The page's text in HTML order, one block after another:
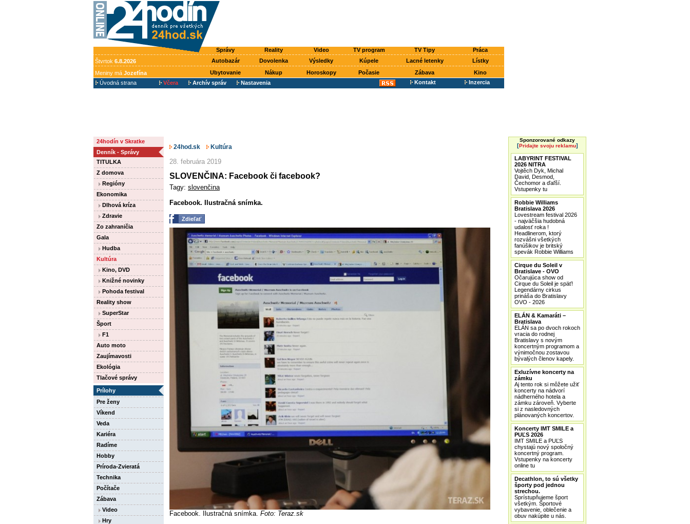
Správy Reality Video TV program TV Tipy
Práca
Štvrtok 6.8.2026 Autobazár Dovolenka Výsledky Kúpele Lacné letenky
Lístky
Meniny má Jozefína Ubytovanie Nákup Horoskopy Počasie Zábava
Kino
Úvodná strana
Včera Archív správ Nastavenia Kontakt Inzercia
24hodín v Skratke
Denník - Správy
TITULKA
Z domova
Regióny
Ekonomika
Dlhová kríza
Zdravie
Zo zahraničia
Gala
Hudba
Kultúra
Kino, DVD
Knižné novinky
Pohoda festival
Reality show
SuperStar
Šport
F1
Auto moto
Zaujímavosti
Ekológia
Tlačové správy
Prílohy
Pre ženy
Víkend
Veda
Kariéra
Radíme
Hobby
Príroda-Zvieratá
Technika
Počítače
Zábava
Video
Hry
24hod.sk Kultúra
28. februára 2019
SLOVENČINA: Facebook či facebook?
Tagy: slovenčina
Facebook. Ilustračná snímka.
Zdieľať
Facebook. Ilustračná snímka. Foto: Teraz.sk
Sponzorované odkazy
[Pridajte svoju reklamu]
LABYRINT FESTIVAL
2026 NITRA
Vojtěch Dyk, Michal
David, Desmod,
Čechomor a ďaľší.
Vstupenky tu
Robbie Williams
Bratislava 2026
Lovestream festival 2026
- najväčšia hudobná
udalosť roka !
Headlinerom, ktorý
rozvášni všetkých
fanúšikov je britský
spevák Robbie Williams
Cirque du Soleil v
Bratislave - OVO
Očarujúca show od
Cirque du Soleil je späť!
Legendárny cirkus
prináša do Bratislavy
OVO - 2026
ELÁN & Kamaráti –
Bratislava
ELÁN sa po dvoch rokoch
vracia do rodnej
Bratislavy s novým
koncertným programom a
výnimočnou zostavou
bývalých členov kapely.
Exluzívne koncerty na
zámku
Aj tento rok si môžete užiť
koncerty na nádvorí
nádherného hotela a
zámku zároveň. Vyberte
si z nasledovných
plánovaných koncertov.
Koncerty IMT SMILE a
PUĽS 2026
IMT SMILE a PUĽS
chystajú nový spoločný
koncertný program.
Vstupenky na koncerty
online tu
Decathlon, to sú všetky
športy pod jednou
strechou.
Sprístupňujeme šport
všetkým. Športové
vybavenie, oblečenie a
obuv nakúpite u nás.